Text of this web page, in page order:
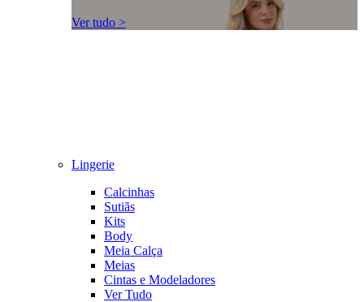
Ver tudo >
Lingerie
Calcinhas
Sutiãs
Kits
Body
Meia Calça
Meias
Cintas e Modeladores
Ver Tudo